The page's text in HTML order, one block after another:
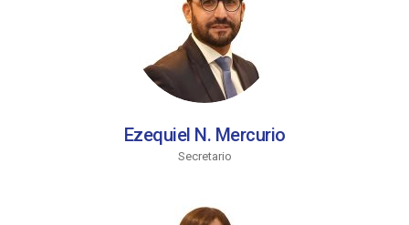
Ezequiel N. Mercurio
Secretario